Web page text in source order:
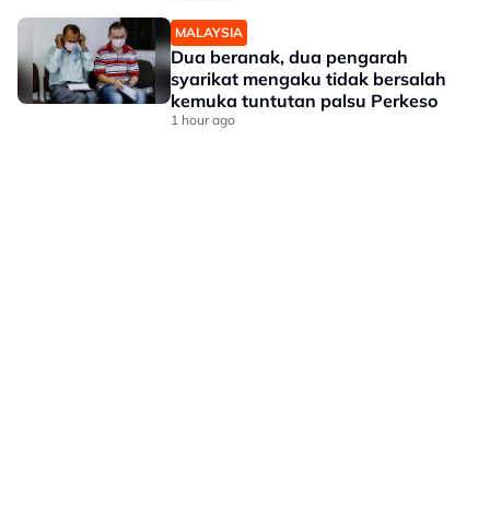
MALAYSIA
Dua beranak, dua pengarah
syarikat mengaku tidak bersalah
kemuka tuntutan palsu Perkeso
1 hour ago